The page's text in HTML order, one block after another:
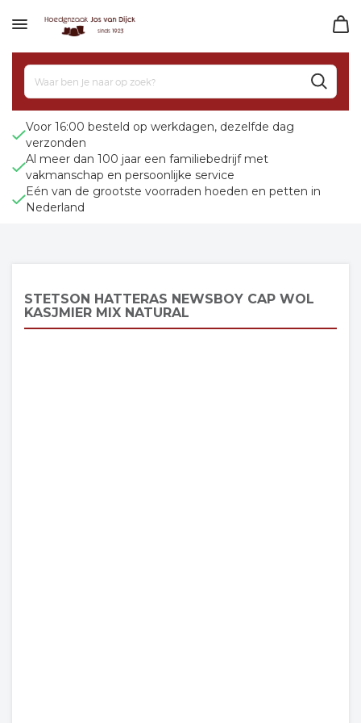
Voor 16:00 besteld op werkdagen, dezelfde dag
verzonden
Al meer dan 100 jaar een familiebedrijf met
vakmanschap en persoonlijke service
Eén van de grootste voorraden hoeden en petten in
Nederland
STETSON HATTERAS NEWSBOY CAP WOL
KASJMIER MIX NATURAL